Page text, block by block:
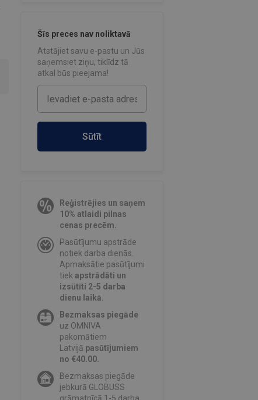
Šīs preces nav noliktavā
Atstājiet savu e-pastu un Jūs
saņemsiet ziņu, tiklīdz tā
atkal būs pieejama!
Sūtīt
Reģistrējies un saņem
10% atlaidi pilnas
cenas precēm.
Pasūtījumu apstrāde
notiek darba dienās.
Apmaksātie pasūtījumi
tiekapstrādāti un
izsūtīti 2-5 darba
dienu laikā.
Bezmaksas piegāde
uz OMNIVA
pakomātiem
Latvijā pasūtījumiem
no €40.00.
Bezmaksas piegāde
jebkurā GLOBUSS